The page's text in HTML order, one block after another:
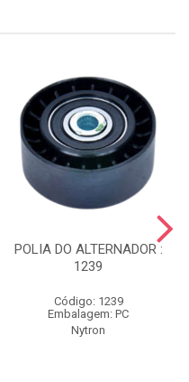
POLIA DO ALTERNADOR :
1239
Código: 1239
Embalagem: PC
Nytron